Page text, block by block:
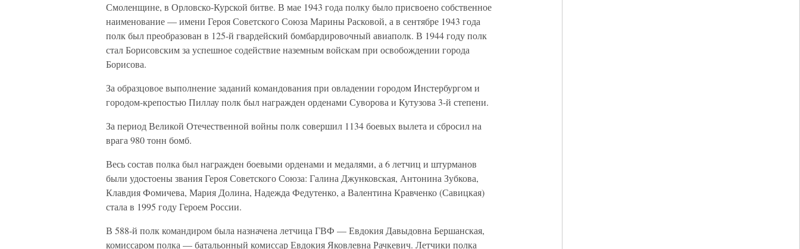
Смоленщине, в Орловско-Курской битве. В мае 1943 года полку было присвоено собственное
наименование — имени Героя Советского Союза Марины Расковой, а в сентябре 1943 года
полк был преобразован в 125-й гвардейский бомбардировочный авиаполк. В 1944 году полк
стал Борисовским за успешное содействие наземным войскам при освобождении города
Борисова.
За образцовое выполнение заданий командования при овладении городом Инстербургом и
городом-крепостью Пиллау полк был награжден орденами Суворова и Кутузова 3-й степени.
За период Великой Отечественной войны полк совершил 1134 боевых вылета и сбросил на
врага 980 тонн бомб.
Весь состав полка был награжден боевыми орденами и медалями, а 6 летчиц и штурманов
были удостоены звания Героя Советского Союза: Галина Джунковская, Антонина Зубкова,
Клавдия Фомичева, Мария Долина, Надежда Федутенко, а Валентина Кравченко (Савицкая)
стала в 1995 году Героем России.
В 588-й полк командиром была назначена летчица ГВФ — Евдокия Давыдовна Бершанская,
комиссаром полка — батальонный комиссар Евдокия Яковлевна Рачкевич. Летчики полка